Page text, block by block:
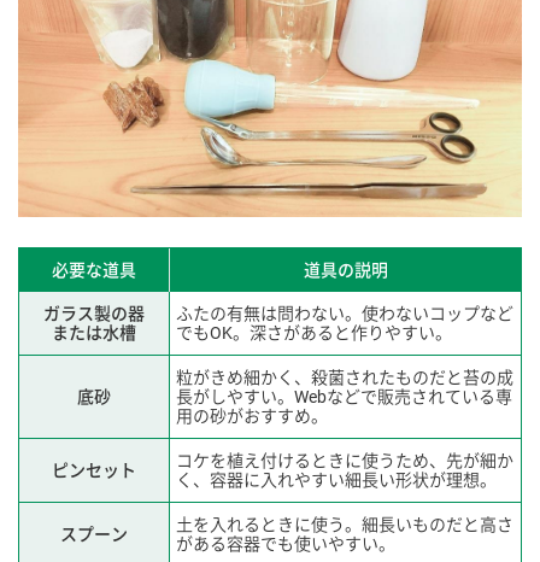
必要な道具 道具の説明
ガラス製の器
または水槽
ふたの有無は問わない。使わないコップなど
でもOK。深さがあると作りやすい。
底砂
粒がきめ細かく、殺菌されたものだと苔の成
長がしやすい。Webなどで販売されている専
用の砂がおすすめ。
ピンセット
コケを植え付けるときに使うため、先が細か
く、容器に入れやすい細長い形状が理想。
スプーン
土を入れるときに使う。細長いものだと高さ
がある容器でも使いやすい。